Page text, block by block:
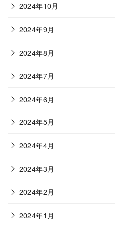
2024年10月
2024年9月
2024年8月
2024年7月
2024年6月
2024年5月
2024年4月
2024年3月
2024年2月
2024年1月